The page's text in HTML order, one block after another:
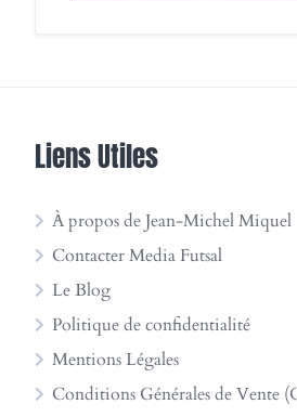
Liens Utiles
À propos de Jean-Michel Miquel
Contacter Media Futsal
Le Blog
Politique de confidentialité
Mentions Légales
Conditions Générales de Vente